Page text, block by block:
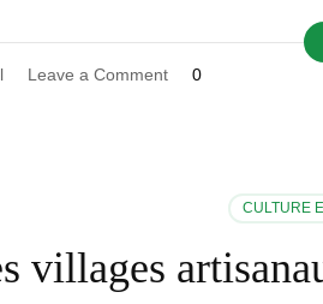
Leave a Commenton
vietnamien
0
CULTURE
villages